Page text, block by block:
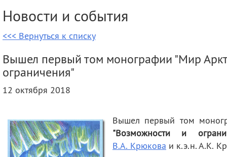
Официальные документы
История
Научные подразделения
Прочие подразделения
Издательская
Контакты
исследований
Гранты
Публикации
советы
Новости и события
<<< Вернуться к списку
Вышел первый том монографии "Мир
ограничения"
12 октября 2018
Вышел первый том
"Возможности и
В.А. Крюкова и к.э.н. А.К.